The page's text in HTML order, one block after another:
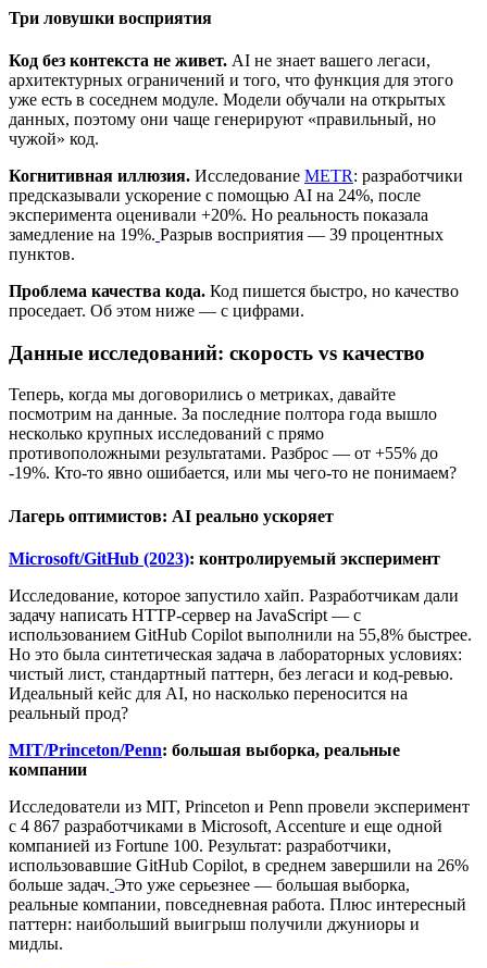
Три ловушки восприятия
Код без контекста не живет. AI не знает вашего легаси,
архитектурных ограничений и того, что функция для этого
уже есть в соседнем модуле. Модели обучали на открытых
данных, поэтому они чаще генерируют «правильный, но
чужой» код.
Когнитивная иллюзия. Исследование METR: разработчики
предсказывали ускорение с помощью AI на 24%, после
эксперимента оценивали +20%. Но реальность показала
замедление на 19%. Разрыв восприятия — 39 процентных
пунктов.
Проблема качества кода. Код пишется быстро, но качество
проседает. Об этом ниже — с цифрами.
Данные исследований: скорость vs качество
Теперь, когда мы договорились о метриках, давайте
посмотрим на данные. За последние полтора года вышло
несколько крупных исследований с прямо
противоположными результатами. Разброс — от +55% до
-19%. Кто-то явно ошибается, или мы чего-то не понимаем?
Лагерь оптимистов: AI реально ускоряет
Microsoft/GitHub (2023): контролируемый эксперимент
Исследование, которое запустило хайп. Разработчикам дали
задачу написать HTTP-сервер на JavaScript — с
использованием GitHub Copilot выполнили на 55,8% быстрее.
Но это была синтетическая задача в лабораторных условиях:
чистый лист, стандартный паттерн, без легаси и код-ревью.
Идеальный кейс для AI, но насколько переносится на
реальный прод?
MIT/Princeton/Penn: большая выборка, реальные
компании
Исследователи из MIT, Princeton и Penn провели эксперимент
с 4 867 разработчиками в Microsoft, Accenture и еще одной
компанией из Fortune 100. Результат: разработчики,
использовавшие GitHub Copilot, в среднем завершили на 26%
больше задач. Это уже серьезнее — большая выборка,
реальные компании, повседневная работа. Плюс интересный
паттерн: наибольший выигрыш получили джуниоры и
мидлы.